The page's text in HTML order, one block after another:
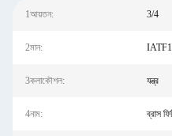
1আয়তন: 3/4
2মান:
3কলাকৌশল: যন্ত্র
4নাম: ব্রাস